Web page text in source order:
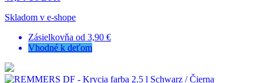
Skladom v e-shope
Zásielkovňa od 3,90 €
Vhodné k deťom